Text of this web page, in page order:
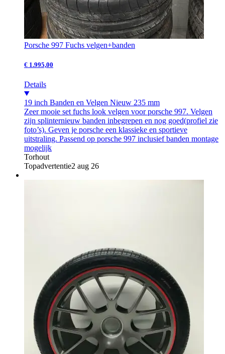
Porsche 997 Fuchs velgen+banden
€ 1.995,00
Details
19 inch Banden en Velgen Nieuw 235 mm
Zeer mooie set fuchs look velgen voor porsche 997. Velgen
zijn splinternieuw banden inbegrepen en nog goed(profiel zie
foto’s). Geven je porsche een klassieke en sportieve
uitstraling. Passend op porsche 997 inclusief banden montage
mogelijk
Torhout
Topadvertentie2 aug 26